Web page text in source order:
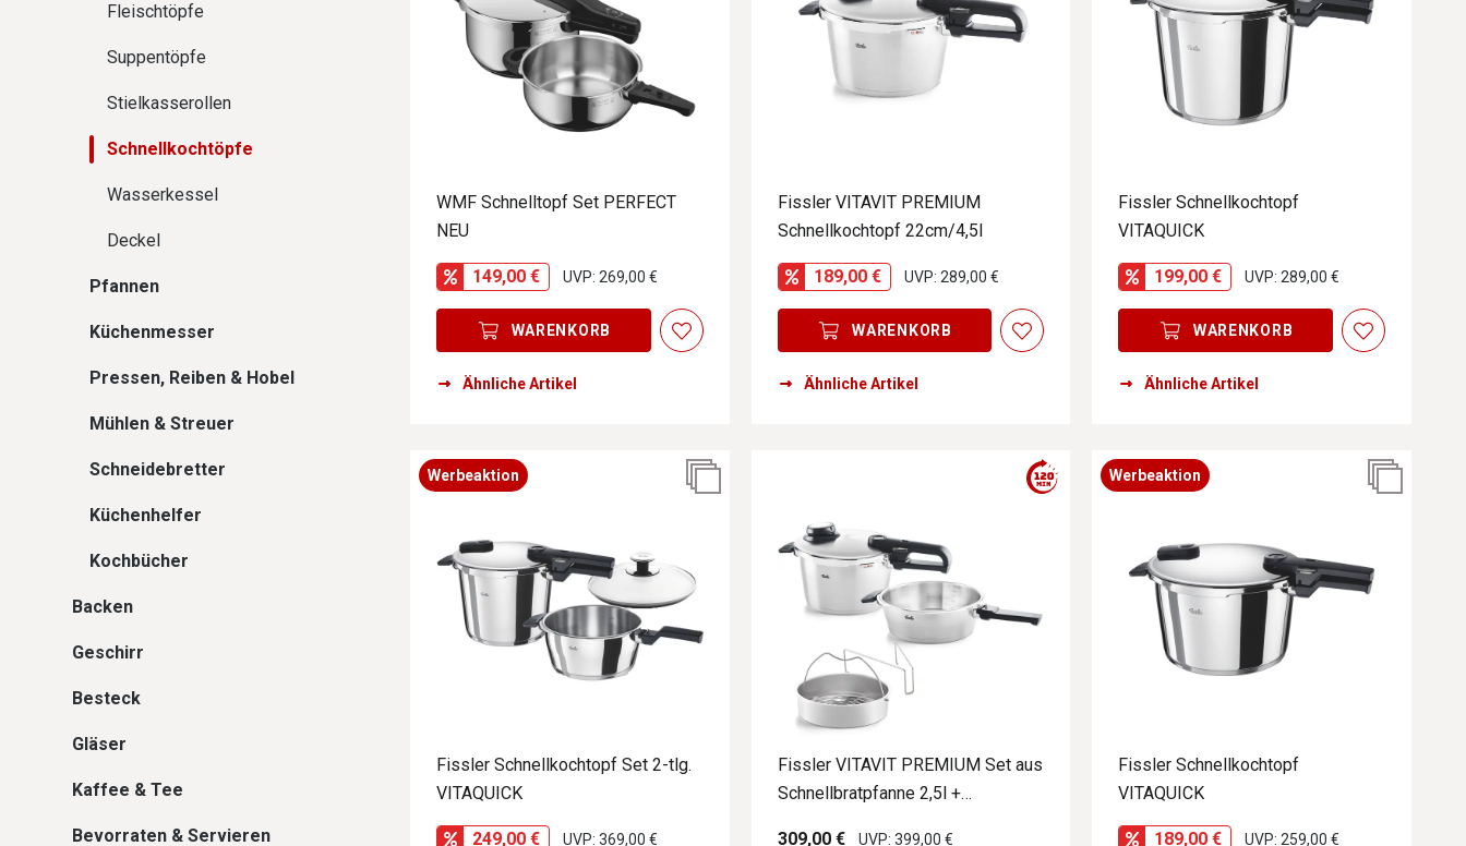
Fleischtöpfe
Suppentöpfe
Stielkasserollen
Schnellkochtöpfe
Wasserkessel
Deckel
Pfannen
Küchenmesser
Pressen, Reiben & Hobel
Mühlen & Streuer
Schneidebretter
Küchenhelfer
Kochbücher
Backen
Geschirr
Besteck
Gläser
Kaffee & Tee
Bevorraten & Servieren
WMF Schnelltopf Set PERFECT
NEU
149,00 € UVP: 269,00 €
WARENKORB
Ähnliche Artikel
Fissler VITAVIT PREMIUM
Schnellkochtopf 22cm/4,5l
189,00 € UVP: 289,00 €
WARENKORB
Ähnliche Artikel
Fissler Schnellkochtopf
VITAQUICK
199,00 € UVP: 289,00 €
WARENKORB
Ähnliche Artikel
Werbeaktion
Fissler Schnellkochtopf Set 2-tlg.
VITAQUICK
249,00 € UVP: 369,00 €
Fissler VITAVIT PREMIUM Set aus
Schnellbratpfanne 2,5l +
309,00 €
UVP: 399,00 €
Werbeaktion
Fissler Schnellkochtopf
VITAQUICK
189,00 € UVP: 259,00 €